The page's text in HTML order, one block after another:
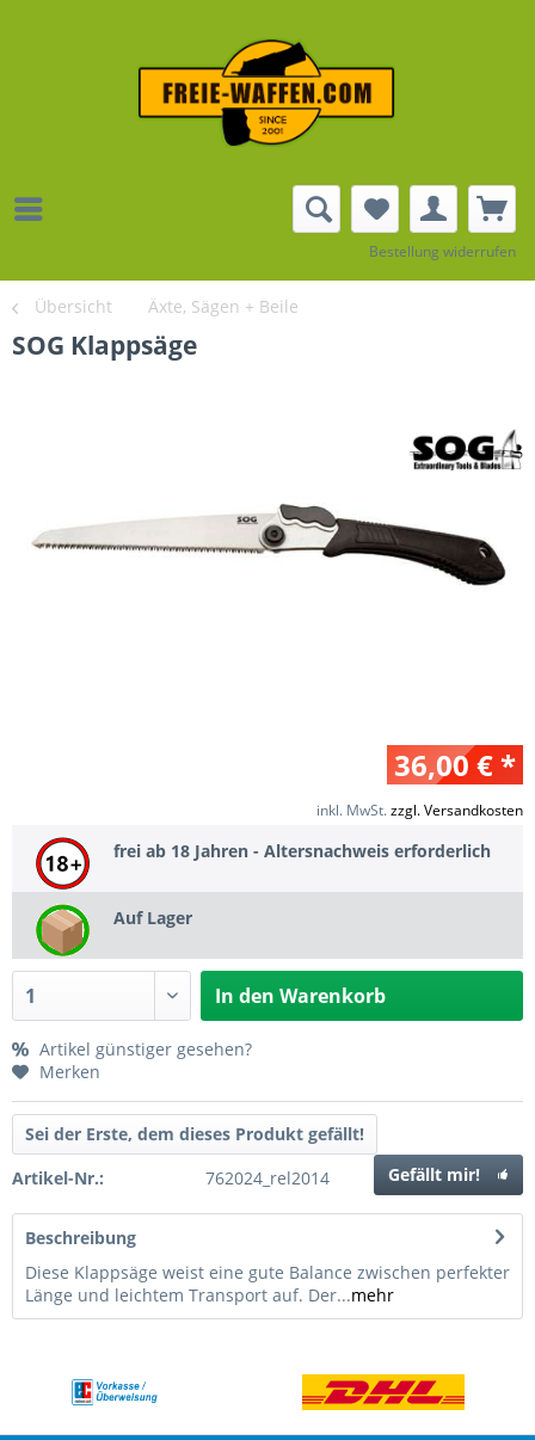
Bestellung widerrufen
Übersicht Äxte, Sägen + Beile
SOG Klappsäge
36,00 € *
inkl. MwSt.zzgl. Versandkosten
frei ab 18 Jahren - Altersnachweis erforderlich
Auf Lager
In den Warenkorb
Artikel günstiger gesehen?
Merken
Sei der Erste, dem dieses Produkt gefällt!
Gefällt mir!
Artikel-Nr.: 762024_rel2014
Beschreibung
Diese Klappsäge weist eine gute Balance zwischen perfekter
Länge und leichtem Transport auf. Der...mehr